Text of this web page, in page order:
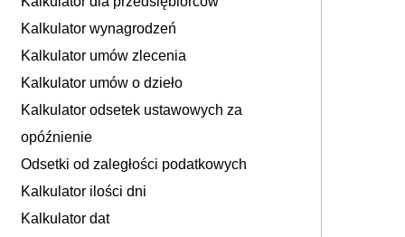
Kalkulator wynagrodzeń
Kalkulator umów zlecenia
Kalkulator umów o dzieło
Kalkulator odsetek ustawowych za
opóźnienie
Odsetki od zaległości podatkowych
Kalkulator ilości dni
Kalkulator dat